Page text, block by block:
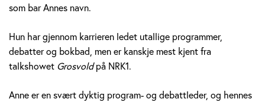
som bar Annes navn.
Hun har gjennom karrieren ledet utallige programmer,
debatter og bokbad, men er kanskje mest kjent fra
talkshowet Grosvoldpå NRK1.
Anne er en svært dyktig program- og debattleder, og hennes